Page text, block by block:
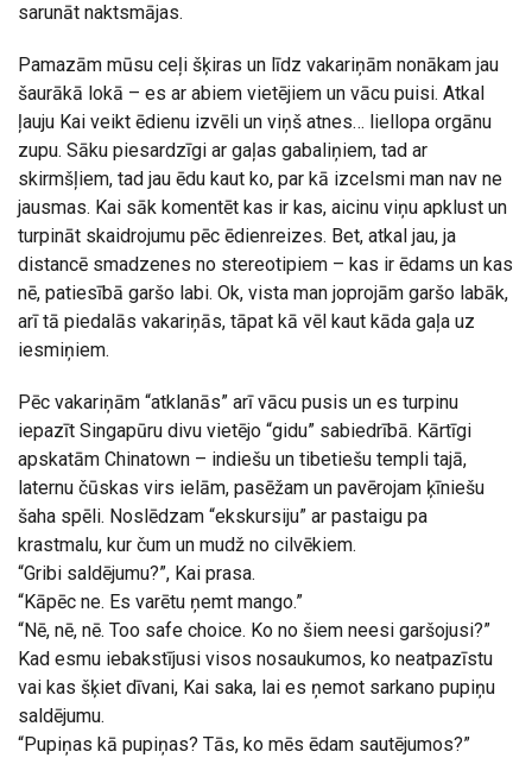
sarunāt naktsmājas.
Pamazām mūsu ceļi šķiras un līdz vakariņām nonākam jau
šaurākā lokā – es ar abiem vietējiem un vācu puisi. Atkal
ļauju Kai veikt ēdienu izvēli un viņš atnes… liellopa orgānu
zupu. Sāku piesardzīgi ar gaļas gabaliņiem, tad ar
skirmšļiem, tad jau ēdu kaut ko, par kā izcelsmi man nav ne
jausmas. Kai sāk komentēt kas ir kas, aicinu viņu apklust un
turpināt skaidrojumu pēc ēdienreizes. Bet, atkal jau, ja
distancē smadzenes no stereotipiem – kas ir ēdams un kas
nē, patiesībā garšo labi. Ok, vista man joprojām garšo labāk,
arī tā piedalās vakariņās, tāpat kā vēl kaut kāda gaļa uz
iesmiņiem.
Pēc vakariņām “atklanās” arī vācu pusis un es turpinu
iepazīt Singapūru divu vietējo “gidu” sabiedrībā. Kārtīgi
apskatām Chinatown – indiešu un tibetiešu templi tajā,
laternu čūskas virs ielām, pasēžam un pavērojam ķīniešu
šaha spēli. Noslēdzam “ekskursiju” ar pastaigu pa
krastmalu, kur čum un mudž no cilvēkiem.
“Gribi saldējumu?”, Kai prasa.
“Kāpēc ne. Es varētu ņemt mango.”
“Nē, nē, nē. Too safe choice. Ko no šiem neesi garšojusi?”
Kad esmu iebakstījusi visos nosaukumos, ko neatpazīstu
vai kas šķiet dīvani, Kai saka, lai es ņemot sarkano pupiņu
saldējumu.
“Pupiņas kā pupiņas? Tās, ko mēs ēdam sautējumos?”